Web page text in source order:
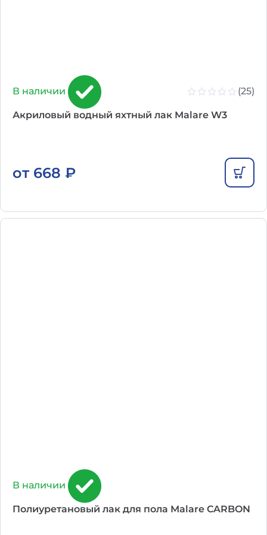
В наличии (25)
Акриловый водный яхтный лак Malare W3
от 668 ₽
В наличии
Полиуретановый лак для пола Malare CARBON